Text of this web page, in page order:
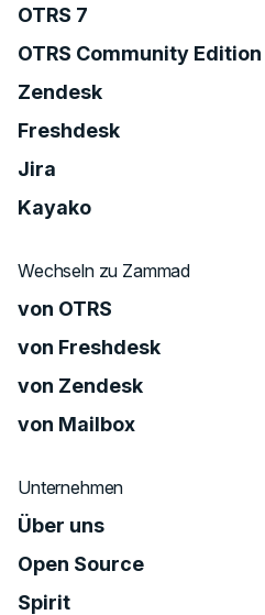
OTRS 7
OTRS Community Edition
Zendesk
Freshdesk
Jira
Kayako
Wechseln zu Zammad
von OTRS
von Freshdesk
von Zendesk
von Mailbox
Unternehmen
Über uns
Open Source
Spirit